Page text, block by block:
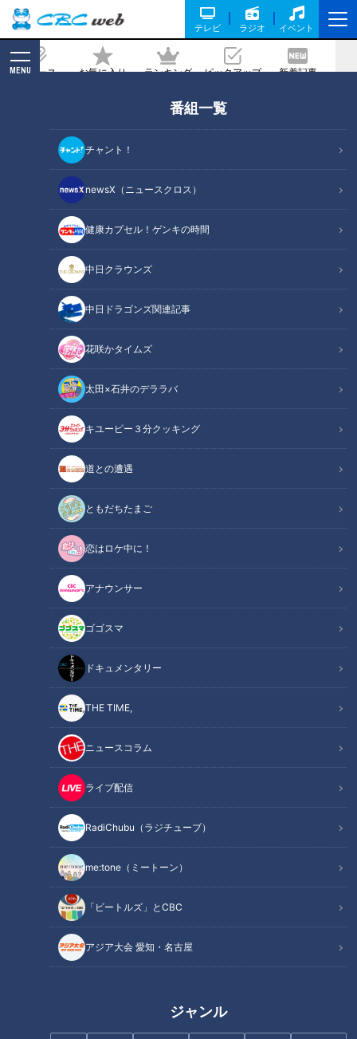
テレビ ラジオ イベント
ニュース お気に入り ランキング ピックアップ 新着記事
MENU
番組一覧
チャント！
newsX（ニュースクロス）
健康カプセル！ゲンキの時間
中日クラウンズ
中日ドラゴンズ関連記事
花咲かタイムズ
太田×石井のデララバ
キユーピー３分クッキング
道との遭遇
ともだちたまご
恋はロケ中に！
アナウンサー
ゴゴスマ
ドキュメンタリー
THE TIME,
ニュースコラム
ライブ配信
RadiChubu（ラジチューブ）
me:tone（ミートーン）
「ビートルズ」とCBC
アジア大会 愛知・名古屋
ジャンル
ド・オブ・ミュージック」とコロナ禍の
苦難
2021/02/17 15:36
画像：『pixabay』オーストリア・ザルツブルグの街並み
ニュースコラム
東西南北論説風
米国から届いた訃報に驚いた。アカデミー賞俳優クリストファ
ー・プラマーさんが亡くなった。91歳。現地からの報道は、転
倒したことによる頭部の打撲が死因だと伝えていた。
トラップ大佐の名演技に拍手
『サウンド・オブ・ミュージック』もうひとつの真実
コロナ禍で映画館も苦闘
007も待っている新作公開
空前『鬼滅の刃』ブームの背景
オススメ関連コンテンツ
トラップ大佐の名演技に拍手